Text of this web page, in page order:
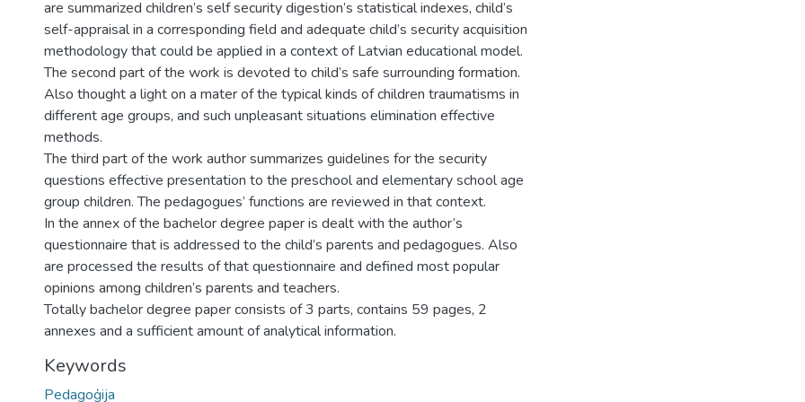
are summarized children’s self security digestion’s statistical indexes, child’s
self-appraisal in a corresponding field and adequate child’s security acquisition
methodology that could be applied in a context of Latvian educational model.
The second part of the work is devoted to child’s safe surrounding formation.
Also thought a light on a mater of the typical kinds of children traumatisms in
different age groups, and such unpleasant situations elimination effective
methods.
The third part of the work author summarizes guidelines for the security
questions effective presentation to the preschool and elementary school age
group children. The pedagogues’ functions are reviewed in that context.
In the annex of the bachelor degree paper is dealt with the author’s
questionnaire that is addressed to the child’s parents and pedagogues. Also
are processed the results of that questionnaire and defined most popular
opinions among children’s parents and teachers.
Totally bachelor degree paper consists of 3 parts, contains 59 pages, 2
annexes and a sufficient amount of analytical information.
Keywords
Pedagoģija